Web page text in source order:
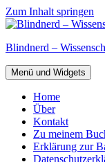
Zum Inhalt springen
Blindnerd –
Menü und Widgets
Home
Über
Kontakt
Zu meinem
Erklärung zur